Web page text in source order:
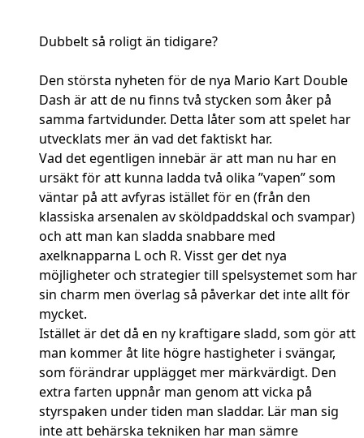
Dubbelt så roligt än tidigare?
Den största nyheten för de nya Mario Kart Double
Dash är att de nu finns två stycken som åker på
samma fartvidunder. Detta låter som att spelet har
utvecklats mer än vad det faktiskt har.
Vad det egentligen innebär är att man nu har en
ursäkt för att kunna ladda två olika ”vapen” som
väntar på att avfyras istället för en (från den
klassiska arsenalen av sköldpaddskal och svampar)
och att man kan sladda snabbare med
axelknapparna L och R. Visst ger det nya
möjligheter och strategier till spelsystemet som har
sin charm men överlag så påverkar det inte allt för
mycket.
Istället är det då en ny kraftigare sladd, som gör att
man kommer åt lite högre hastigheter i svängar,
som förändrar upplägget mer märkvärdigt. Den
extra farten uppnår man genom att vicka på
styrspaken under tiden man sladdar. Lär man sig
inte att behärska tekniken har man sämre